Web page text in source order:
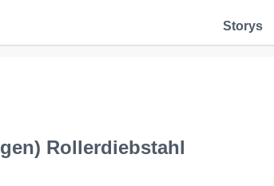
Storys
Rollerdiebstahl